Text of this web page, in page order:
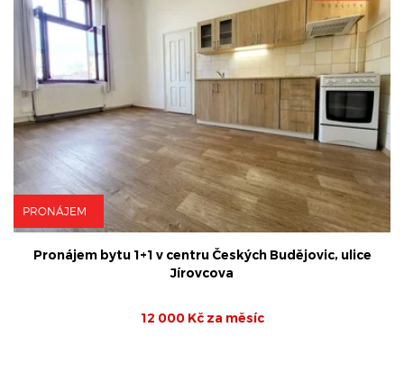
PRONÁJEM
Pronájem bytu 1+1 v centru Českých Budějovic, ulice
Jírovcova
12 000 Kč za měsíc